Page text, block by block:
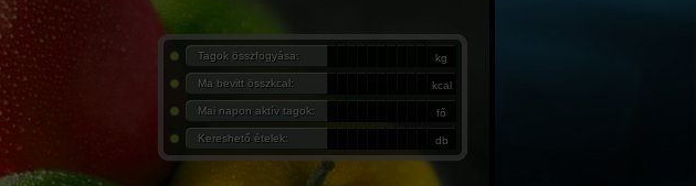
Tagok összfogyása: kg
Ma bevitt összkcal: kcal
Mai napon aktív tagok: fő
Kereshető ételek: db